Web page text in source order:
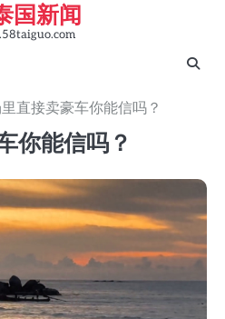
国新闻
直接卖豪车你能信吗？
你能信吗？